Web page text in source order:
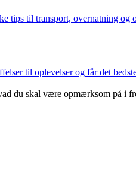
tips til transport, overnatning og
til oplevelser og får det
du skal være opmærksom på i